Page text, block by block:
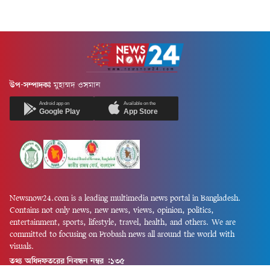
উপ-সম্পাদকঃ মুহাম্মদ ওসমান
Android app on
Google Play
Available on the
App Store
Newsnow24.com is a leading multimedia news portal in Bangladesh.
Contains not only news, new news, views, opinion, politics,
entertainment, sports, lifestyle, travel, health, and others. We are
committed to focusing on Probash news all around the world with
visuals.
তথ্য অধিদফতরের নিবন্ধন নম্বর :১৩৫